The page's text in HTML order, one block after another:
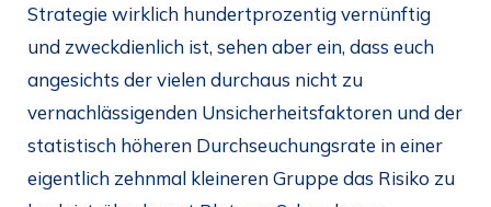
Strategie wirklich hundertprozentig vernünftig
und zweckdienlich ist, sehen aber ein, dass euch
angesichts der vielen durchaus nicht zu
vernachlässigenden Unsicherheitsfaktoren und der
statistisch höheren Durchseuchungsrate in einer
eigentlich zehnmal kleineren Gruppe das Risiko zu